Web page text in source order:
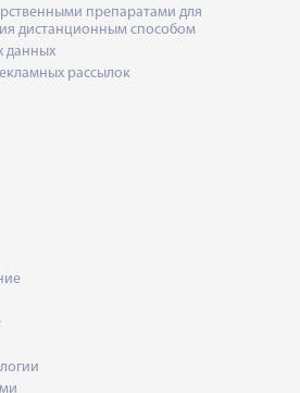
препаратами для
дистанционным способом
данных
рассылок